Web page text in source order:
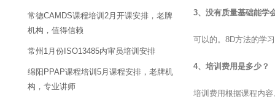
3、没有质量基础能学
可以的。8D方法的学
4、培训费用是多少？
培训费用根据课程内
常德CAMDS课程培训2月开课安排，老牌
机构，值得信赖
常州1月份ISO13485内审员培训安排
绵阳PPAP课程培训5月课程安排，老牌机
构，专业讲师